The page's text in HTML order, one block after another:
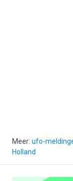
Meer: ufo-
Holland